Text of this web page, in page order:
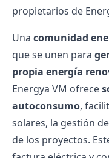
propietarios de
Una comunidad
que se unen para
propia energía
Energya VM ofrece
autoconsumo,
solares, la gestión de
de los proyectos.